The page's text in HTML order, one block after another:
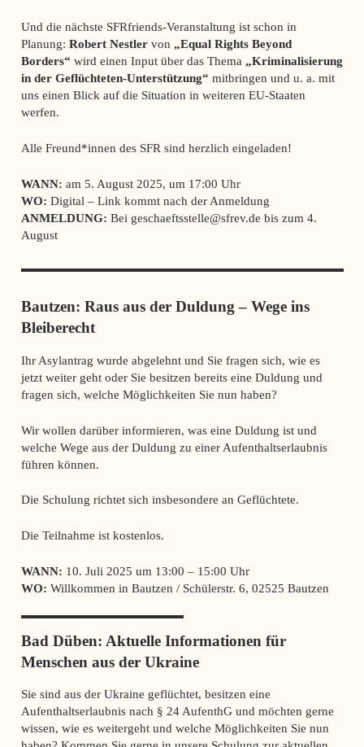
Und die nächste SFRfriends-Veranstaltung ist schon in
Planung: Robert Nestlervon „Equal Rights Beyond
Borders“ wird einen Input über das Thema „Kriminalisierung
in der Geflüchteten-Unterstützung“ mitbringen und u. a. mit
uns einen Blick auf die Situation in weiteren EU-Staaten
werfen.
Alle Freund*innen des SFR sind herzlich eingeladen!
WANN: am 5. August 2025, um 17:00 Uhr
WO: Digital – Link kommt nach der Anmeldung
ANMELDUNG: Bei geschaeftsstelle@sfrev.de bis zum 4.
August
Bautzen: Raus aus der Duldung – Wege ins
Bleiberecht
Ihr Asylantrag wurde abgelehnt und Sie fragen sich, wie es
jetzt weiter geht oder Sie besitzen bereits eine Duldung und
fragen sich, welche Möglichkeiten Sie nun haben?
Wir wollen darüber informieren, was eine Duldung ist und
welche Wege aus der Duldung zu einer Aufenthaltserlaubnis
führen können.
Die Schulung richtet sich insbesondere an Geflüchtete.
Die Teilnahme ist kostenlos.
WANN: 10. Juli 2025 um 13:00 – 15:00 Uhr
WO: Willkommen in Bautzen / Schülerstr. 6, 02525 Bautzen
Bad Düben: Aktuelle Informationen für
Menschen aus der Ukraine
Sie sind aus der Ukraine geflüchtet, besitzen eine
Aufenthaltserlaubnis nach § 24 AufenthG und möchten gerne
wissen, wie es weitergeht und welche Möglichkeiten Sie nun